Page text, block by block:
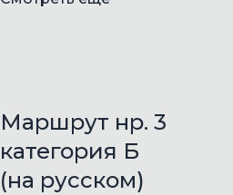
Маршрут нр. 3
категория Б
(на русском)